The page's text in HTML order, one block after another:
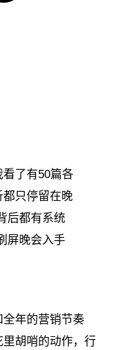
了有50篇各
只停留在晚
后都有系统
屏晚会入手
年的营销节奏
里胡哨的动作，行